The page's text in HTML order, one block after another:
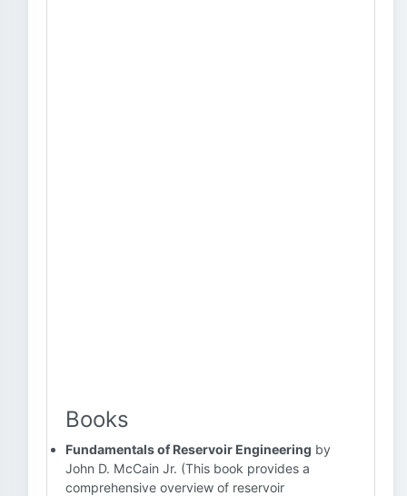
Books
Fundamentals of Reservoir Engineering by
John D. McCain Jr. (This book provides a
comprehensive overview of reservoir